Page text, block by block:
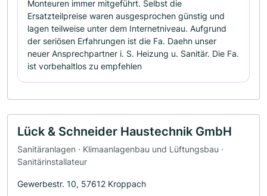
Monteuren immer mitgeführt. Selbst die
Ersatzteilpreise waren ausgesprochen günstig und
lagen teilweise unter dem Internetniveau. Aufgrund
der seriösen Erfahrungen ist die Fa. Daehn unser
neuer Ansprechpartner i. S. Heizung u. Sanitär. Die Fa.
ist vorbehaltlos zu empfehlen
Lück & Schneider Haustechnik GmbH
Sanitäranlagen · Klimaanlagenbau und Lüftungsbau ·
Sanitärinstallateur
Gewerbestr. 10, 57612 Kroppach